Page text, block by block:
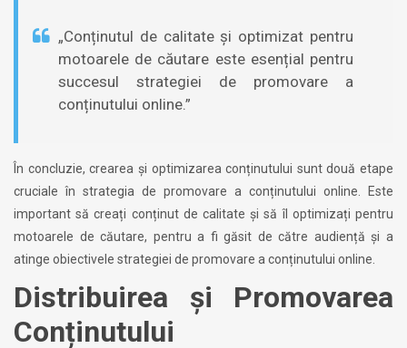
„Conținutul de calitate și optimizat pentru
motoarele de căutare este esențial pentru
succesul strategiei de promovare a
conținutului online.”
În concluzie, crearea și optimizarea conținutului sunt două etape
cruciale în strategia de promovare a conținutului online. Este
important să creați conținut de calitate și să îl optimizați pentru
motoarele de căutare, pentru a fi găsit de către audiență și a
atinge obiectivele strategiei de promovare a conținutului online.
Distribuirea și Promovarea
Conținutului